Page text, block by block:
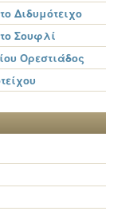
Διδυμότειχο
Σουφλί
Ορεστιάδος